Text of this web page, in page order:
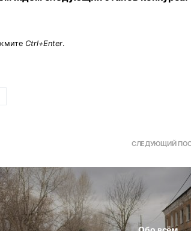
Ctrl+Enter.
СЛЕДУЮЩИЙ